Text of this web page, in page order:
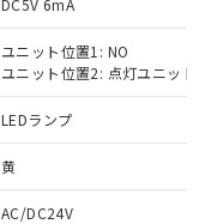
DC5V 6mA
ユニット位置1: NO
ユニット位置2: 点灯ユニット
LEDランプ
黄
AC/DC24V